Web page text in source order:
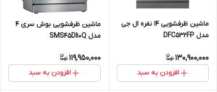
ماشین ظرفشویی 14 نفره ال جی
مدل DFC532FP
130,900,000
افزودن به سبد
ماشین ظرفشویی بوش سری 4
مدل SMS45DI10Q
119,950,000
افزودن به سبد